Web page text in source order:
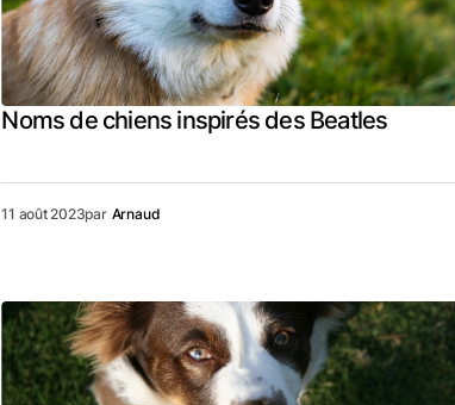
Noms de chiens inspirés des Beatles
11 août 2023par Arnaud